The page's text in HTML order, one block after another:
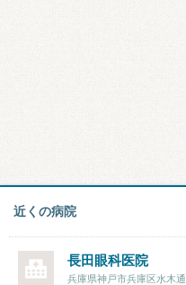
近くの病院
長田眼科医院
兵庫県神戸市兵庫区水木通